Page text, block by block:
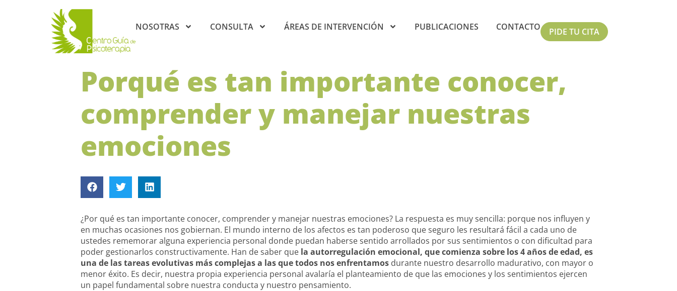
NOSOTRAS CONSULTA ÁREAS DE INTERVENCIÓN PUBLICACIONES CONTACTO PIDE TU CITA
Porqué es tan importante conocer,
comprender y manejar nuestras
emociones
¿Por qué es tan importante conocer, comprender y manejar nuestras emociones? La respuesta es muy sencilla: porque nos influyen y
en muchas ocasiones nos gobiernan. El mundo interno de los afectos es tan poderoso que seguro les resultará fácil a cada uno de
ustedes rememorar alguna experiencia personal donde puedan haberse sentido arrollados por sus sentimientos o con dificultad para
poder gestionarlos constructivamente. Han de saber que la autorregulación emocional, que comienza sobre los 4 años de edad, es
una de las tareas evolutivas más complejas a las que todos nos enfrentamos durante nuestro desarrollo madurativo, con mayor o
menor éxito. Es decir, nuestra propia experiencia personal avalaría el planteamiento de que las emociones y los sentimientos ejercen
un papel fundamental sobre nuestra conducta y nuestro pensamiento.